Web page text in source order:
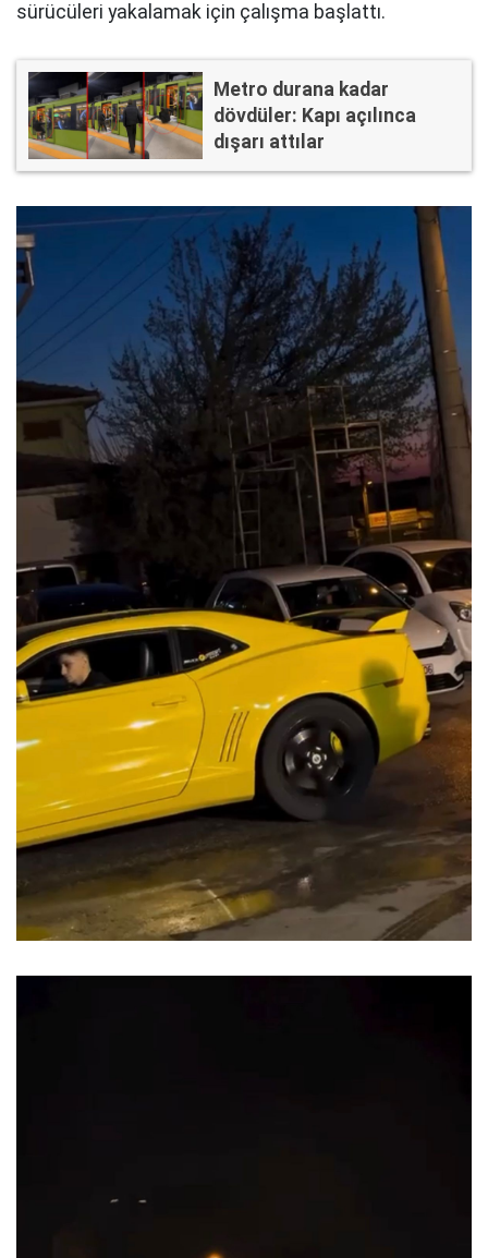
sürücüleri yakalamak için çalışma başlattı.
Metro durana kadar
dövdüler: Kapı açılınca
dışarı attılar